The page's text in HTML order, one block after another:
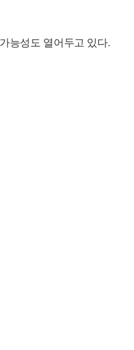
능성도 열어두고 있다.